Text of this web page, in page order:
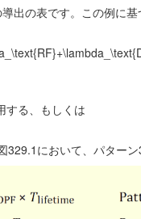
出の表です。この例に
する、もしくは
において、パターン